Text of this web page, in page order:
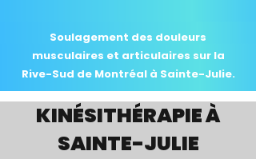
Soulagement des douleurs
musculaires et articulaires sur la
Rive-Sud de Montréal à Sainte-Julie.
KINÉSITHÉRAPIE À
SAINTE-JULIE